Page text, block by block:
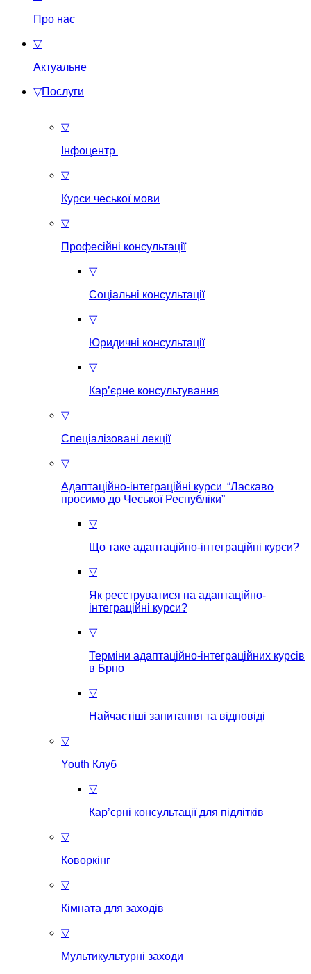
Про нас
▽
Актуальне
▽Послуги
▽
Інфоцентр
▽
Курси чеської мови
▽
Професійні консультації
▽
Соціальні консультації
▽
Юридичні консультації
▽
Кар’єрне консультування
▽
Спеціалізовані лекції
▽
Адаптаційно-інтеграційні курси “Ласкаво
просимо до Чеської Республіки”
▽
Що таке aдаптаційно-інтеграційні курси?
▽
Як реєструватися на aдаптаційно-
інтеграційні курси?
▽
Терміни адаптаційно-інтеграційних курсів
в Брно
▽
Найчастіші запитання та відповіді
▽
Youth Клуб
▽
Кар’єрні консультації для підлітків
▽
Коворкінг
▽
Кімната для заходів
▽
Мультикультурні заходи